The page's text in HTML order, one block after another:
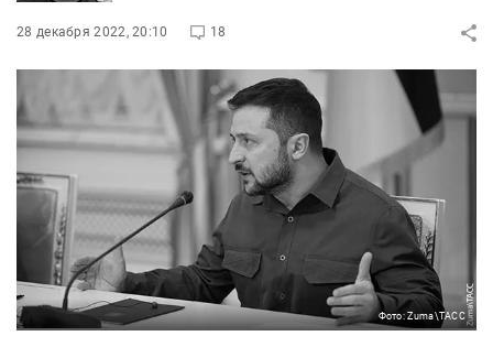
28 декабря 2022, 20:10 18
Фото: Zuma\ТАСС